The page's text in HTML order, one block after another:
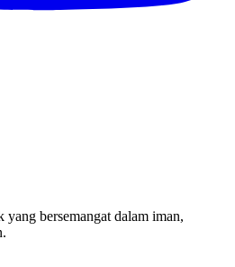
bersemangat dalam iman,